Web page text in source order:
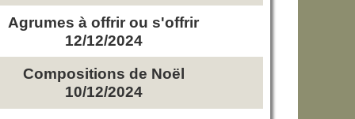
Agrumes à offrir ou s'offrir
12/12/2024
Compositions de Noël
10/12/2024